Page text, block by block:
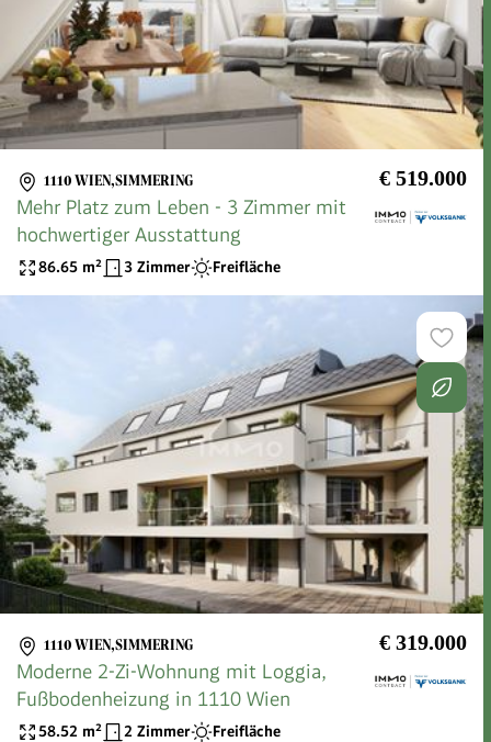
1110 WIEN,SIMMERING € 519.000
Mehr Platz zum Leben - 3 Zimmer mit
hochwertiger Ausstattung
86.65 m² 3 Zimmer Freifläche
1110 WIEN,SIMMERING € 319.000
Moderne 2-Zi-Wohnung mit Loggia,
Fußbodenheizung in 1110 Wien
58.52 m² 2 Zimmer Freifläche